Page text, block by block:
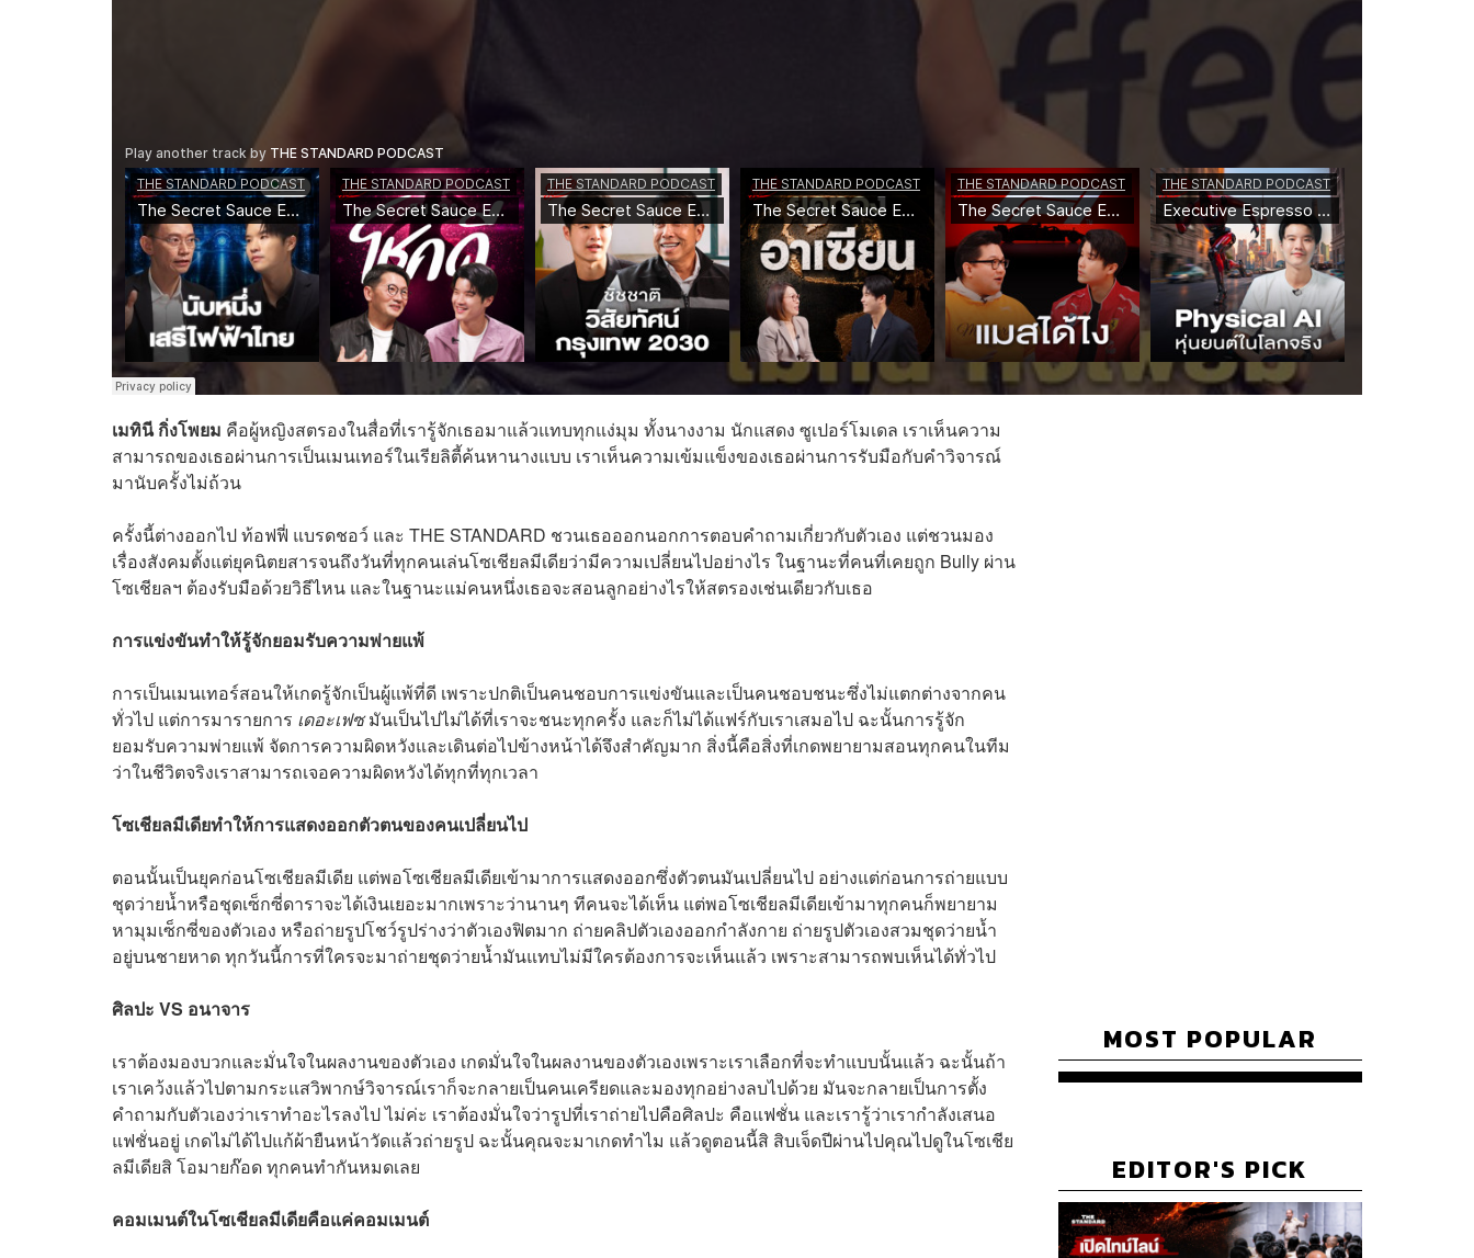
เมทินี กิ่งโพยม คือผู้หญิงสตรองในสื่อที่เรารู้จักเธอมาแล้วแทบทุกแง่มุม ทั้งนางงาม นักแสดง ซูเปอร์โมเดล เราเห็นความ
สามารถของเธอผ่านการเป็นเมนเทอร์ในเรียลิตี้ค้นหานางแบบ เราเห็นความเข้มแข็งของเธอผ่านการรับมือกับคำวิจารณ์
มานับครั้งไม่ถ้วน
ครั้งนี้ต่างออกไป ท้อฟฟี่ แบรดชอว์ และ THE STANDARD ชวนเธอออกนอกการตอบคำถามเกี่ยวกับตัวเอง แต่ชวนมอง
เรื่องสังคมตั้งแต่ยุคนิตยสารจนถึงวันที่ทุกคนเล่นโซเชียลมีเดียว่ามีความเปลี่ยนไปอย่างไร ในฐานะที่คนที่เคยถูก Bully ผ่าน
โซเชียลฯ ต้องรับมือด้วยวิธีไหน และในฐานะแม่คนหนึ่งเธอจะสอนลูกอย่างไรให้สตรองเช่นเดียวกับเธอ
การแข่งขันทำให้รู้จักยอมรับความพ่ายแพ้
การเป็นเมนเทอร์สอนให้เกดรู้จักเป็นผู้แพ้ที่ดี เพราะปกติเป็นคนชอบการแข่งขันและเป็นคนชอบชนะซึ่งไม่แตกต่างจากคน
ทั่วไป แต่การมารายการ เดอะเฟซมันเป็นไปไม่ได้ที่เราจะชนะทุกครั้ง และก็ไม่ได้แฟร์กับเราเสมอไป ฉะนั้นการรู้จัก
ยอมรับความพ่ายแพ้ จัดการความผิดหวังและเดินต่อไปข้างหน้าได้จึงสำคัญมาก สิ่งนี้คือสิ่งที่เกดพยายามสอนทุกคนในทีม
ว่าในชีวิตจริงเราสามารถเจอความผิดหวังได้ทุกที่ทุกเวลา
โซเชียลมีเดียทำให้การแสดงออกตัวตนของคนเปลี่ยนไป
ตอนนั้นเป็นยุคก่อนโซเชียลมีเดีย แต่พอโซเชียลมีเดียเข้ามาการแสดงออกซึ่งตัวตนมันเปลี่ยนไป อย่างแต่ก่อนการถ่ายแบบ
ชุดว่ายน้ำหรือชุดเซ็กซี่ดาราจะได้เงินเยอะมากเพราะว่านานๆ ทีคนจะได้เห็น แต่พอโซเชียลมีเดียเข้ามาทุกคนก็พยายาม
หามุมเซ็กซี่ของตัวเอง หรือถ่ายรูปโชว์รูปร่างว่าตัวเองฟิตมาก ถ่ายคลิปตัวเองออกกำลังกาย ถ่ายรูปตัวเองสวมชุดว่ายน้ำ
อยู่บนชายหาด ทุกวันนี้การที่ใครจะมาถ่ายชุดว่ายน้ำมันแทบไม่มีใครต้องการจะเห็นแล้ว เพราะสามารถพบเห็นได้ทั่วไป
ศิลปะ VS อนาจาร
เราต้องมองบวกและมั่นใจในผลงานของตัวเอง เกดมั่นใจในผลงานของตัวเองเพราะเราเลือกที่จะทำแบบนั้นแล้ว ฉะนั้นถ้า
เราเคว้งแล้วไปตามกระแสวิพากษ์วิจารณ์เราก็จะกลายเป็นคนเครียดและมองทุกอย่างลบไปด้วย มันจะกลายเป็นการตั้ง
คำถามกับตัวเองว่าเราทำอะไรลงไป ไม่ค่ะ เราต้องมั่นใจว่ารูปที่เราถ่ายไปคือศิลปะ คือแฟชั่น และเรารู้ว่าเรากำลังเสนอ
แฟชั่นอยู่ เกดไม่ได้ไปแก้ผ้ายืนหน้าวัดแล้วถ่ายรูป ฉะนั้นคุณจะมาเกดทำไม แล้วดูตอนนี้สิ สิบเจ็ดปีผ่านไปคุณไปดูในโซเชีย
ลมีเดียสิ โอมายก๊อด ทุกคนทำกันหมดเลย
คอมเมนต์ในโซเชียลมีเดียคือแค่คอมเมนต์
MOST POPULAR
EDITOR'S PICK